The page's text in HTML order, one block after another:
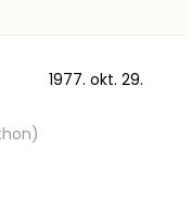
1977. okt. 29.